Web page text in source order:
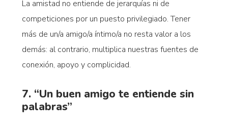
La amistad no entiende de jerarquías ni de
competiciones por un puesto privilegiado. Tener
más de un/a amigo/a íntimo/a no resta valor a los
demás: al contrario, multiplica nuestras fuentes de
conexión, apoyo y complicidad.
7. “Un buen amigo te entiende sin
palabras”